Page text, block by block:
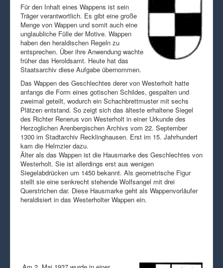
Für den Inhalt eines Wappens ist sein
Träger verantwortlich. Es gibt eine große
Menge von Wappen und somit auch eine
unglaubliche Fülle der Motive. Wappen
haben den heraldischen Regeln zu
entsprechen. Über ihre Anwendung wachte
früher das Heroldsamt. Heute hat das
Staatsarchiv diese Aufgabe übernommen.
Das Wappen des Geschlechtes derer von Westerholt hatte
anfangs die Form eines gotischen Schildes, gespalten und
zweimal geteilt, wodurch ein Schachbrettmuster mit sechs
Plätzen entstand. So zeigt sich das älteste erhaltene Siegel
des Richter Renerus von Westerholt in einer Urkunde des
Herzoglichen Arenbergischen Archivs vom 22. September
1300 im Stadtarchiv Recklinghausen. Erst im 15. Jahrhundert
kam die Helmzier dazu.
Älter als das Wappen ist die Hausmarke des Geschlechtes von
Westerholt. Sie ist allerdings erst aus wenigen
Siegelabdrücken um 1450 bekannt. Als geometrische Figur
stellt sie eine senkrecht stehende Wolfsangel mit drei
Querstrichen dar. Diese Hausmarke geht als Wappenvorläufer
heraldisiert in das Westerholter Wappen ein.